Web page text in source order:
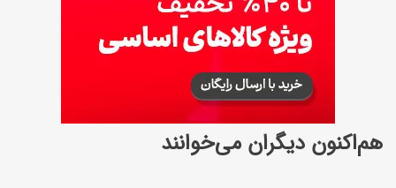
هم‌اکنون دیگران می‌خوانند